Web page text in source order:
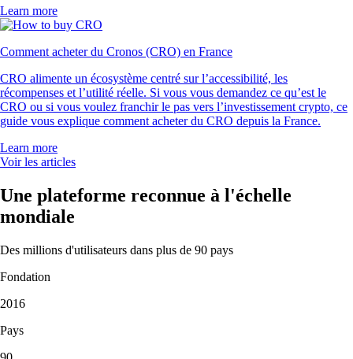
Learn more
Comment acheter du Cronos (CRO) en France
CRO alimente un écosystème centré sur l’accessibilité, les
récompenses et l’utilité réelle. Si vous vous demandez ce qu’est le
CRO ou si vous voulez franchir le pas vers l’investissement crypto, ce
guide vous explique comment acheter du CRO depuis la France.
Learn more
Voir les articles
Une plateforme reconnue à l'échelle
mondiale
Des millions d'utilisateurs dans plus de 90 pays
Fondation
2016
Pays